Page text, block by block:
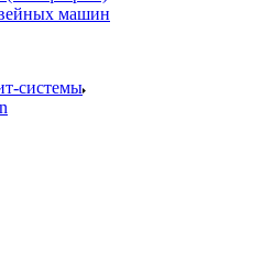
машин
системы